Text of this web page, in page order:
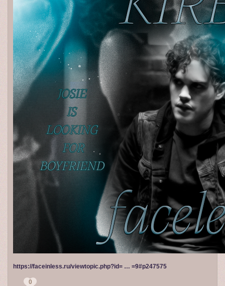
https://faceinless.ru/viewtopic.php?id= … =9#p247575
0